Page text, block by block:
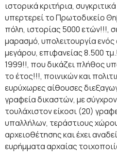
ιστορικά κριτήρια,
υπερτερεί το Πρωτοδικείο
πόλη, ιστορίας 5000 ετών!!!,
μαρασμό, υπολειτουργία
μεγάρου, επιφανείας 8.500
1999!!, που δικάζει πλήθος
το έτος!!!, ποινικών και
ευρύχωρες αίθουσες
γραφεία δικαστών, με
τουλάχιστον είκοσι (20)
υπαλλήλων, τεράστιους
αρχειοθέτησης και έχει
ευρήμματα αρχαίας